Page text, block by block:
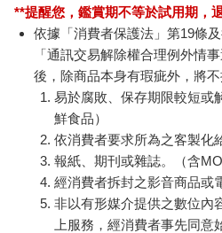
**提醒您，鑑賞期不等於試用期，
依據「消費者保護法」第19條
「通訊交易解除權合理例外情
後，除商品本身有瑕疵外，將不
易於腐敗、保存期限較短或
鮮食品）
依消費者要求所為之客製化
報紙、期刊或雜誌。（含
經消費者拆封之影音商品或
非以有形媒介提供之數位內
上服務，經消費者事先同